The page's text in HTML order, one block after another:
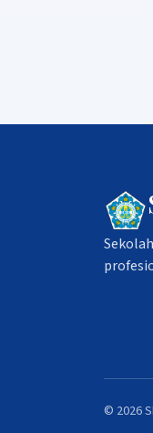
© 2026